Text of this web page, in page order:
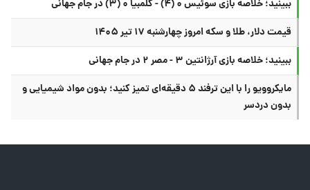
ببینید؛ خلاصه بازی سوئیس ۰ (۴) - کلمبیا ۰ (۳) در جام جهانی
قیمت دلار، طلا و سکه امروز چهارشنبه ۱۷ تیر ۱۴۰۵
ببینید؛ خلاصه بازی آرژانتین ۳ - مصر ۲ در جام جهانی
مایکروویو را با این ترفند ۵ دقیقه‌ای تمیز کنید؛ بدون مواد شیمیایی و
بدون دردسر